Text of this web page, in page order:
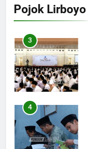
Pojok Lirboyo
3
4